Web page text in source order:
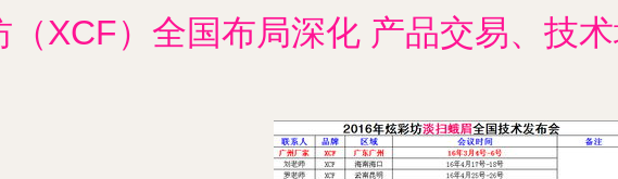
（XCF）全国布局深化 产品交易、技